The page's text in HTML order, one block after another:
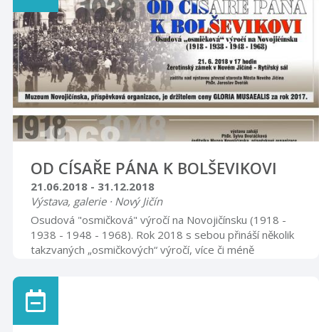
Marie. Otevírací doba bude od 1.5. 2018 do 31.10.
2018 a to vždy v sobotu od 9.00 do 12.00 a od 13.00
do 17.00 a v neděli od 13.00 do 17.00 hod. Po dobu
otevření kostela budou k dispozici proškolení průvodc
...
OD CÍSAŘE PÁNA K BOLŠEVIKOVI
21.06.2018 - 31.12.2018
Výstava, galerie · Nový Jičín
Osudová "osmičková" výročí na Novojičínsku (1918 -
1938 - 1948 - 1968). Rok 2018 s sebou přináší několik
takzvaných „osmičkových“ výročí, více či méně
předním místě je to sté výročí vzniku Československé
republiky, současně konec 1. světové války a zánik
Rakousko-Uherska. Významnými jsou však i výročí
politických událostí let 1938 (přičlenění